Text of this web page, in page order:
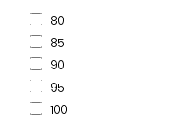
80
85
90
95
100